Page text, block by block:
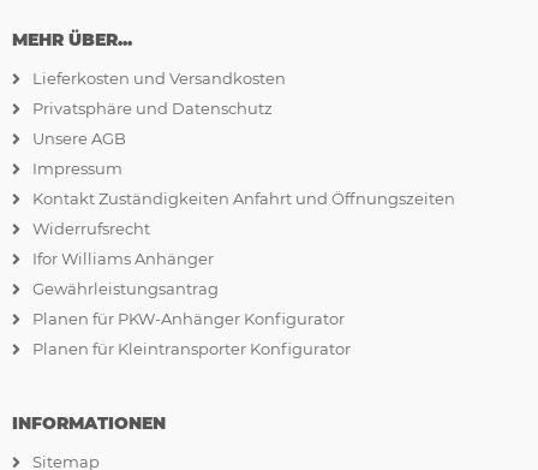
MEHR ÜBER...
Lieferkosten und Versandkosten
Privatsphäre und Datenschutz
Unsere AGB
Impressum
Kontakt Zuständigkeiten Anfahrt und Öffnungszeiten
Widerrufsrecht
Ifor Williams Anhänger
Gewährleistungsantrag
Planen für PKW-Anhänger Konfigurator
Planen für Kleintransporter Konfigurator
INFORMATIONEN
Sitemap